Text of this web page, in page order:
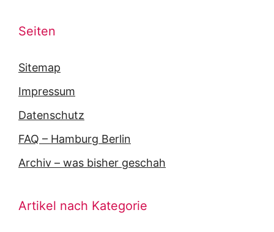
Seiten
Sitemap
Impressum
Datenschutz
FAQ – Hamburg Berlin
Archiv – was bisher geschah
Artikel nach Kategorie